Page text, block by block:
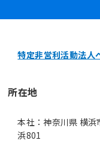
特定非営利活動法人
所在地
本社：神奈川県 横
浜801